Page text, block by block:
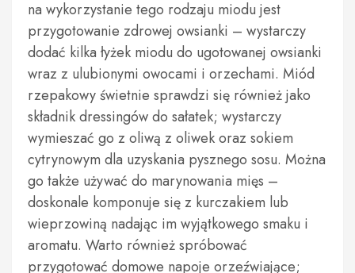
na wykorzystanie tego rodzaju miodu jest
przygotowanie zdrowej owsianki – wystarczy
dodać kilka łyżek miodu do ugotowanej owsianki
wraz z ulubionymi owocami i orzechami. Miód
rzepakowy świetnie sprawdzi się również jako
składnik dressingów do sałatek; wystarczy
wymieszać go z oliwą z oliwek oraz sokiem
cytrynowym dla uzyskania pysznego sosu. Można
go także używać do marynowania mięs –
doskonale komponuje się z kurczakiem lub
wieprzowiną nadając im wyjątkowego smaku i
aromatu. Warto również spróbować
przygotować domowe napoje orzeźwiające;